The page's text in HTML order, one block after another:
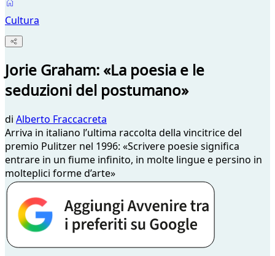
Cultura
Jorie Graham: «La poesia e le
seduzioni del postumano»
di Alberto Fraccacreta
Arriva in italiano l’ultima raccolta della vincitrice del
premio Pulitzer nel 1996: «Scrivere poesie significa
entrare in un fiume infinito, in molte lingue e persino in
molteplici forme d’arte»